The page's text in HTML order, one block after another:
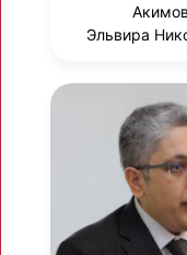
Эльвира